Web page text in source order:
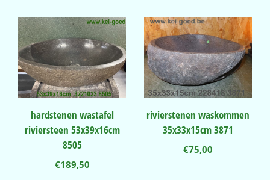
hardstenen wastafel
riviersteen 53x39x16cm
8505
€189,50
rivierstenen waskommen
35x33x15cm 3871
€75,00